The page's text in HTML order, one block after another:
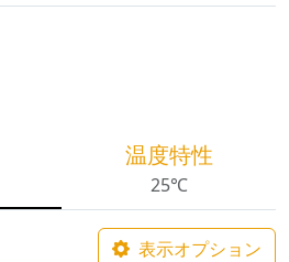
温度特性
25℃
表示オプション